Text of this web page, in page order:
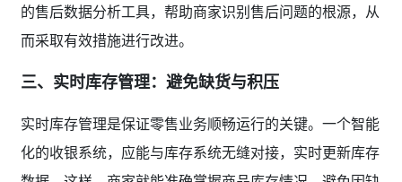
的售后数据分析工具，帮助商家识别售后问题的根源，从
而采取有效措施进行改进。
三、实时库存管理：避免缺货与积压
实时库存管理是保证零售业务顺畅运行的关键。一个智能
化的收银系统，应能与库存系统无缝对接，实时更新库存